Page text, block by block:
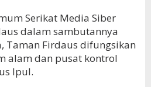
Serikat Media Siber
dalam sambutannya
Taman Firdaus difungsikan
alam dan pusat kontrol
Ipul.